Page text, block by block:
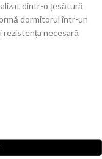
dintr-o țesătură
dormitorul într-un
rezistența necesară